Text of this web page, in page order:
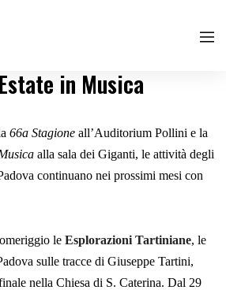
in Musica
66a Stagione all’Auditorium Pollini e la
alla sala dei Giganti, le attività degli
continuano nei prossimi mesi con
le Esplorazioni Tartiniane, le
sulle tracce di Giuseppe Tartini,
nella Chiesa di S. Caterina. Dal 29